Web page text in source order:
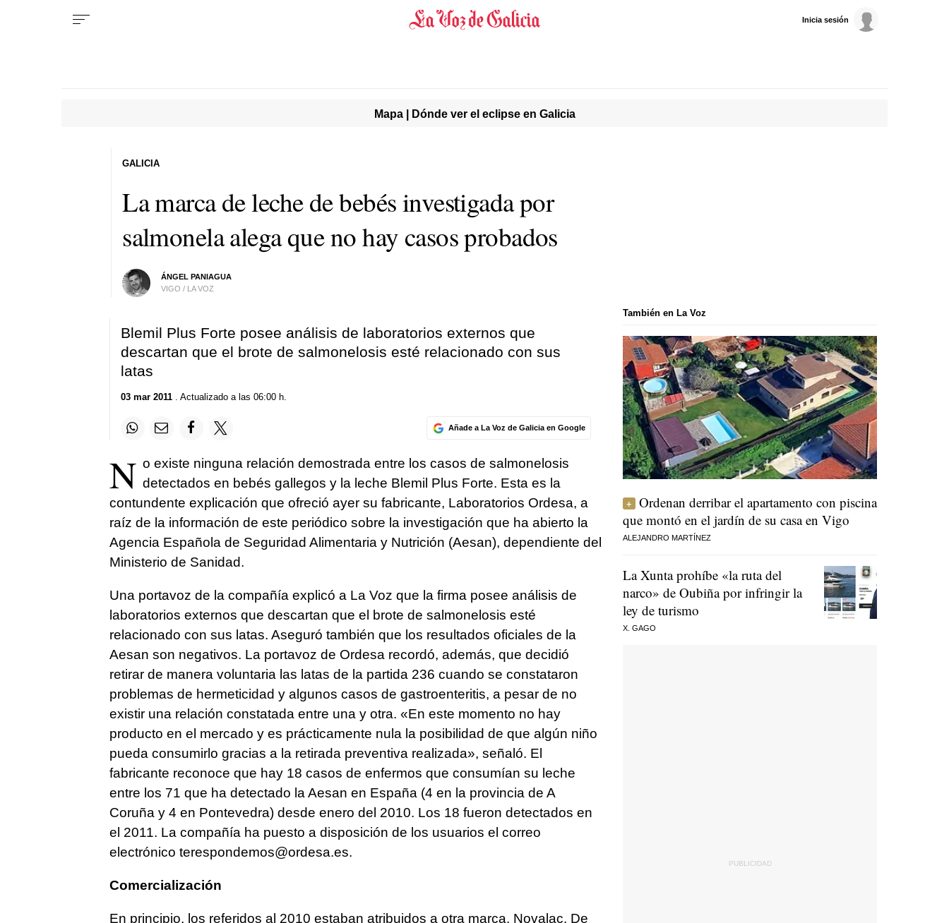
Inicia sesión
Mapa | Dónde ver el eclipse en Galicia
La marca de leche de bebés investigada por
salmonela alega que no hay casos probados
ÁNGEL PANIAGUA
VIGO / LA VOZ
GALICIA
Blemil Plus Forte posee análisis de laboratorios externos que
descartan que el brote de salmonelosis esté relacionado con sus
latas
03 mar 2011. Actualizado a las 06:00 h.
Añade a La Voz de Galicia en Google
N o existe ninguna relación demostrada entre los casos de salmonelosis
detectados en bebés gallegos y la leche Blemil Plus Forte. Esta es la
contundente explicación que ofreció ayer su fabricante, Laboratorios Ordesa, a
raíz de la información de este periódico sobre la investigación que ha abierto la
Agencia Española de Seguridad Alimentaria y Nutrición (Aesan), dependiente del
Ministerio de Sanidad.
Una portavoz de la compañía explicó a La Voz que la firma posee análisis de
laboratorios externos que descartan que el brote de salmonelosis esté
relacionado con sus latas. Aseguró también que los resultados oficiales de la
Aesan son negativos. La portavoz de Ordesa recordó, además, que decidió
retirar de manera voluntaria las latas de la partida 236 cuando se constataron
problemas de hermeticidad y algunos casos de gastroenteritis, a pesar de no
existir una relación constatada entre una y otra. «En este momento no hay
producto en el mercado y es prácticamente nula la posibilidad de que algún niño
pueda consumirlo gracias a la retirada preventiva realizada», señaló. El
fabricante reconoce que hay 18 casos de enfermos que consumían su leche
entre los 71 que ha detectado la Aesan en España (4 en la provincia de A
Coruña y 4 en Pontevedra) desde enero del 2010. Los 18 fueron detectados en
el 2011. La compañía ha puesto a disposición de los usuarios el correo
electrónico terespondemos@ordesa.es.
Comercialización
En principio, los referidos al 2010 estaban atribuidos a otra marca, Novalac. De
También en La Voz
Ordenan derribar el apartamento con piscina
que montó en el jardín de su casa en Vigo
ALEJANDRO MARTÍNEZ
La Xunta prohíbe «la ruta del
narco» de Oubiña por infringir la
ley de turismo
X. GAGO